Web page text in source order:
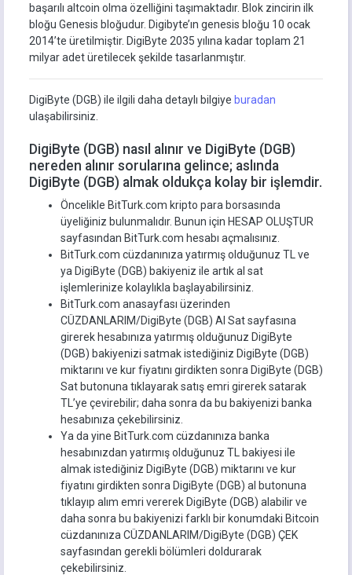
başarılı altcoin olma özelliğini taşımaktadır. Blok zincirin ilk
bloğu Genesis bloğudur. Digibyte’ın genesis bloğu 10 ocak
2014’te üretilmiştir. DigiByte 2035 yılına kadar toplam 21
milyar adet üretilecek şekilde tasarlanmıştır.
DigiByte (DGB) ile ilgili daha detaylı bilgiye buradan
ulaşabilirsiniz.
DigiByte (DGB) nasıl alınır ve DigiByte (DGB)
nereden alınır sorularına gelince; aslında
DigiByte (DGB) almak oldukça kolay bir işlemdir.
Öncelikle BitTurk.com kripto para borsasında
üyeliğiniz bulunmalıdır. Bunun için HESAP OLUŞTUR
sayfasından BitTurk.com hesabı açmalısınız.
BitTurk.com cüzdanınıza yatırmış olduğunuz TL ve
ya DigiByte (DGB) bakiyeniz ile artık al sat
işlemlerinize kolaylıkla başlayabilirsiniz.
BitTurk.com anasayfası üzerinden
CÜZDANLARIM/DigiByte (DGB) Al Sat sayfasına
girerek hesabınıza yatırmış olduğunuz DigiByte
(DGB) bakiyenizi satmak istediğiniz DigiByte (DGB)
miktarını ve kur fiyatını girdikten sonra DigiByte (DGB)
Sat butonuna tıklayarak satış emri girerek satarak
TL’ye çevirebilir; daha sonra da bu bakiyenizi banka
hesabınıza çekebilirsiniz.
Ya da yine BitTurk.com cüzdanınıza banka
hesabınızdan yatırmış olduğunuz TL bakiyesi ile
almak istediğiniz DigiByte (DGB) miktarını ve kur
fiyatını girdikten sonra DigiByte (DGB) al butonuna
tıklayıp alım emri vererek DigiByte (DGB) alabilir ve
daha sonra bu bakiyenizi farklı bir konumdaki Bitcoin
cüzdanınıza CÜZDANLARIM/DigiByte (DGB) ÇEK
sayfasından gerekli bölümleri doldurarak
çekebilirsiniz.